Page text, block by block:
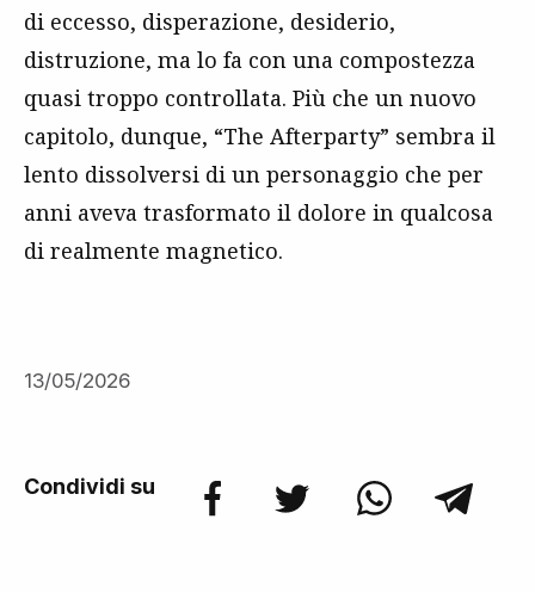
di eccesso, disperazione, desiderio,
distruzione, ma lo fa con una compostezza
quasi troppo controllata. Più che un nuovo
capitolo, dunque, “The Afterparty” sembra il
lento dissolversi di un personaggio che per
anni aveva trasformato il dolore in qualcosa
di realmente magnetico.
13/05/2026
Condividi su